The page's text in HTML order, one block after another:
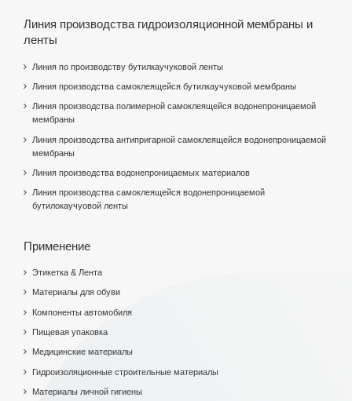
Линия производства гидроизоляционной мембраны и
ленты
Линия по производству бутилкаучуковой ленты
Линия производства самоклеящейся бутилкаучуковой мембраны
Линия производства полимерной самоклеящейся водонепроницаемой
мембраны
Линия производства антипригарной самоклеящейся водонепроницаемой
мембраны
Линия производства водонепроницаемых материалов
Линия производства самоклеящейся водонепроницаемой
бутилокаучуовой ленты
Применение
Этикетка & Лента
Материалы для обуви
Компоненты автомобиля
Пищевая упаковка
Медицинские материалы
Гидроизоляционные строительные материалы
Материалы личной гигиены